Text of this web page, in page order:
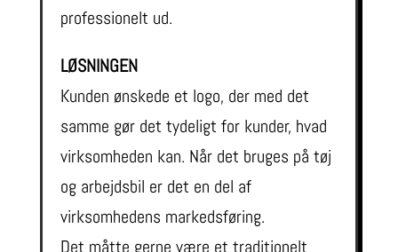
professionelt ud.
LØSNINGEN
Kunden ønskede et logo, der med det
samme gør det tydeligt for kunder, hvad
virksomheden kan. Når det bruges på tøj
og arbejdsbil er det en del af
virksomhedens markedsføring.
Det måtte gerne være et traditionelt